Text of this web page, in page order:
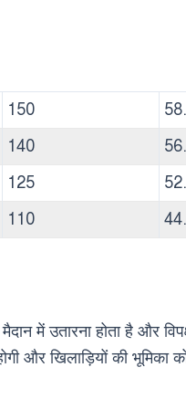
150
140
125
110
में उतारना होता है और
और खिलाड़ियों की भूमिका